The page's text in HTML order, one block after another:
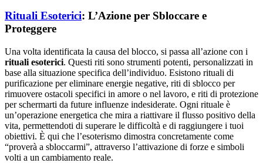
Rituali Esoterici: L’Azione per Sbloccare e
Proteggere
Una volta identificata la causa del blocco, si passa all’azione con i
rituali esoterici. Questi riti sono strumenti potenti, personalizzati in
base alla situazione specifica dell’individuo. Esistono rituali di
purificazione per eliminare energie negative, riti di sblocco per
rimuovere ostacoli specifici in amore o nel lavoro, e riti di protezione
per schermarti da future influenze indesiderate. Ogni rituale è
un’operazione energetica che mira a riattivare il flusso positivo della
vita, permettendoti di superare le difficoltà e di raggiungere i tuoi
obiettivi. È qui che l’esoterismo dimostra concretamente come
“proverà a sbloccarmi”, attraverso l’attivazione di forze e simboli
volti a un cambiamento reale.